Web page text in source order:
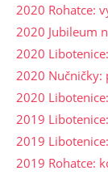
2020 Rohatce:
2020 Jubileum
2020
2020 Nučničky:
2020
2019
2019
2019 Rohatce: